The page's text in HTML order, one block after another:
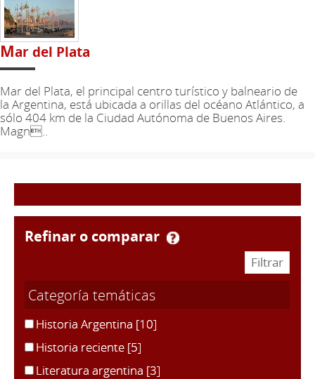
Mar del Plata
Mar del Plata, el principal centro turístico y balneario de
la Argentina, está ubicada a orillas del océano Atlántico, a
sólo 404 km de la Ciudad Autónoma de Buenos Aires.
Magn..
refinar o comparar
Categoría temáticas
Historia Argentina [10]
Historia reciente [5]
Literatura argentina [3]